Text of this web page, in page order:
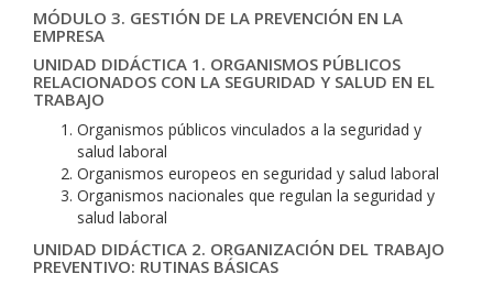
MÓDULO 3. GESTIÓN DE LA PREVENCIÓN EN LA
EMPRESA
UNIDAD DIDÁCTICA 1. ORGANISMOS PÚBLICOS
RELACIONADOS CON LA SEGURIDAD Y SALUD EN EL
TRABAJO
Organismos públicos vinculados a la seguridad y
salud laboral
Organismos europeos en seguridad y salud laboral
Organismos nacionales que regulan la seguridad y
salud laboral
UNIDAD DIDÁCTICA 2. ORGANIZACIÓN DEL TRABAJO
PREVENTIVO: RUTINAS BÁSICAS